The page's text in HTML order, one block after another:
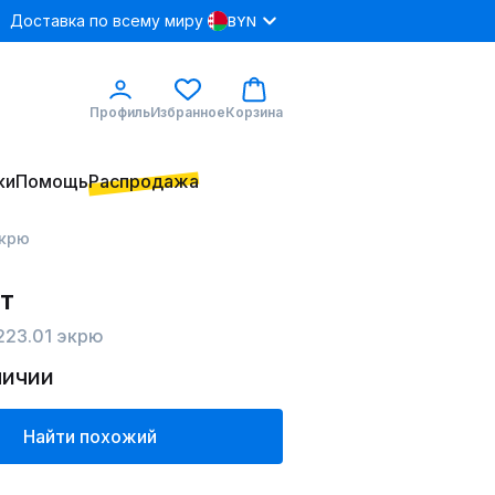
Доставка по всему миру BYN
ПрофильИзбранноеКорзина
ПомощьРаспродажа
экрю
Найти похожий